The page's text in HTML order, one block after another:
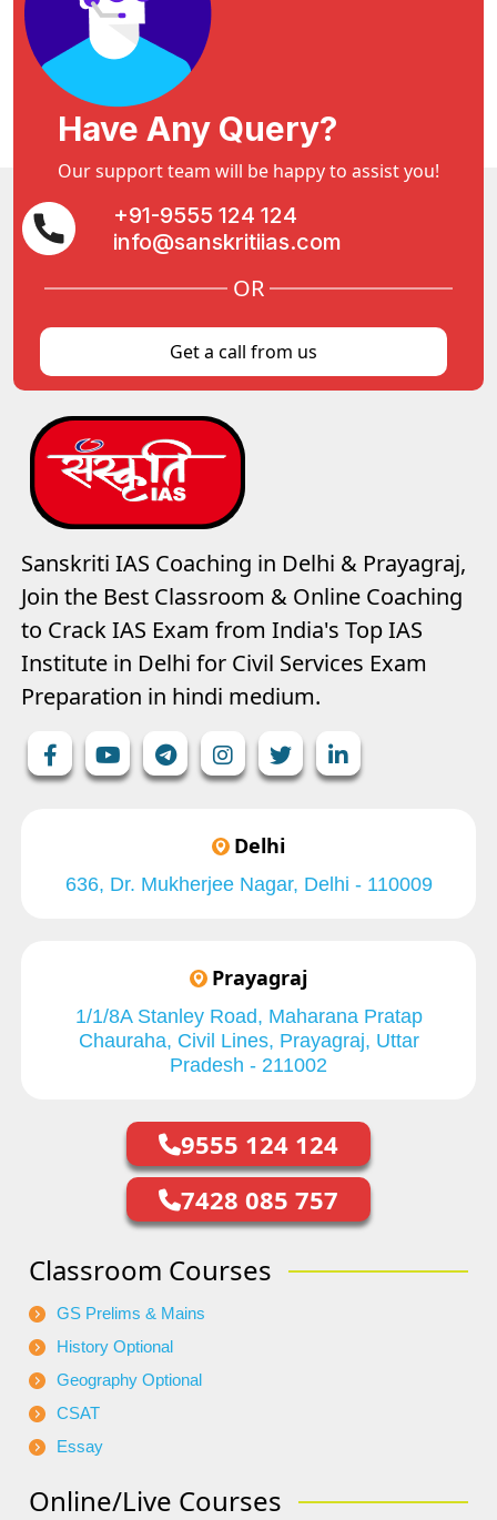
Have Any Query?
Our support team will be happy to assist you!
+91-9555 124 124
info@sanskritiias.com
OR
Get a call from us
Sanskriti IAS Coaching in Delhi & Prayagraj,
Join the Best Classroom & Online Coaching
to Crack IAS Exam from India's Top IAS
Institute in Delhi for Civil Services Exam
Preparation in hindi medium.
Delhi
636, Dr. Mukherjee Nagar, Delhi - 110009
Prayagraj
1/1/8A Stanley Road, Maharana Pratap
Chauraha, Civil Lines, Prayagraj, Uttar
Pradesh - 211002
9555 124 124
7428 085 757
Classroom Courses
GS Prelims & Mains
History Optional
Geography Optional
CSAT
Essay
Online/Live Courses